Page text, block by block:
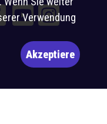
Verwendung
Akzeptiere